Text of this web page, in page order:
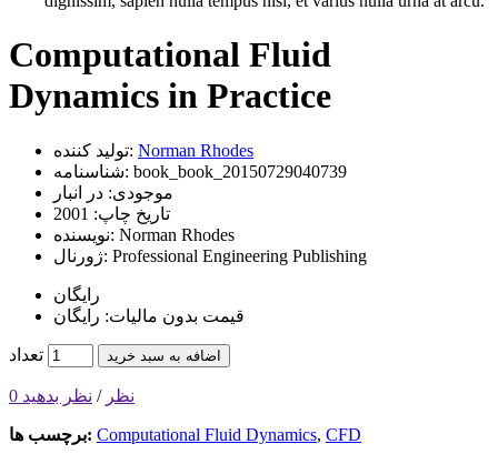
Computational Fluid
Dynamics in Practice
تولید کننده: Norman Rhodes
شناسنامه: book_book_20150729040739
موجودی: در انبار
تاریخ چاپ: 2001
نویسنده: Norman Rhodes
ژورنال: Professional Engineering Publishing
رایگان
قیمت بدون مالیات: رایگان
تعداد اضافه به سبد خرید
0 نظر / نظر بدهید
برچسب ها: Computational Fluid Dynamics, CFD